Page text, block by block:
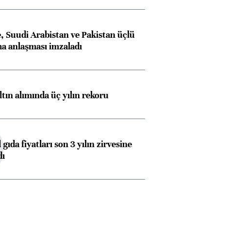
Almanya, Commerzbank
konusunda Unicredit ile
Suudi Arabistan ve Pakistan üçlü
anlaşması imzaladı
alımında üç yılın rekoru
fiyatları son 3 yılın zirvesine